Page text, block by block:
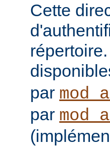
Cette
par
par